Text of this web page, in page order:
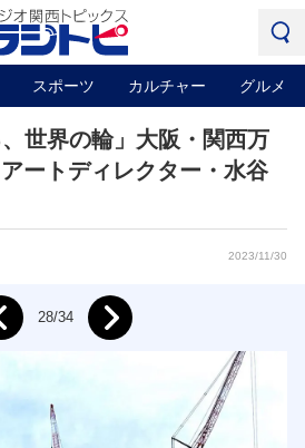
スポーツ カルチャー グルメ
、世界の輪」大阪・関西万
ートディレクター・水谷
2023/11/30
28/34 Next